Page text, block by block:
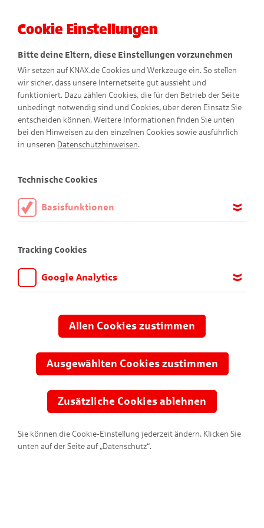
Willkommen auf KNAX
Schön, dass du da bist!
Entdecke unsere tollen Spiele,
Comics und KNAXigen Inhalte!
Cookie Einstellungen
Bitte deine Eltern, diese Einstellungen vorzunehmen
Wir setzen auf KNAX.de Cookies und Werkzeuge ein. So stellen
wir sicher, dass unsere Internetseite gut aussieht und
funktioniert. Dazu zählen Cookies, die für den Betrieb der Seite
unbedingt notwendig sind und Cookies, über deren Einsatz Sie
entscheiden können. Weitere Informationen finden Sie unten
bei den Hinweisen zu den einzelnen Cookies sowie ausführlich
in unseren Datenschutzhinweisen.
Technische Cookies
Basisfunktionen
aktiviert sein.
Tracking Cookies
Google Analytics
anpassen und verbessern können. Aus diesem Grund nutzen wir
Google Analytics. Dieses Werkzeug erfasst die Seitenaufrufe zu
Übertragung anonymisiert.
Allen Cookies zustimmen
Ausgewählten Cookies zustimmen
Zusätzliche Cookies ablehnen
Sie können die Cookie-Einstellung jederzeit ändern. Klicken Sie
unten auf der Seite auf „Datenschutz“.